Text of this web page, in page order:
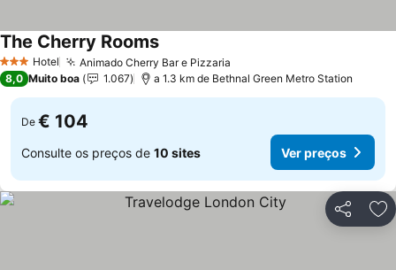
3 EstrelasHotel Animado Cherry Bar e Pizzaria
The Cherry RoomsVer preços
8,0 Muito boa 1.067 a 1.3 km de Bethnal Green Metro Station
De € 104
Consulte os preços de 10 sites Ver preços
Partilhar